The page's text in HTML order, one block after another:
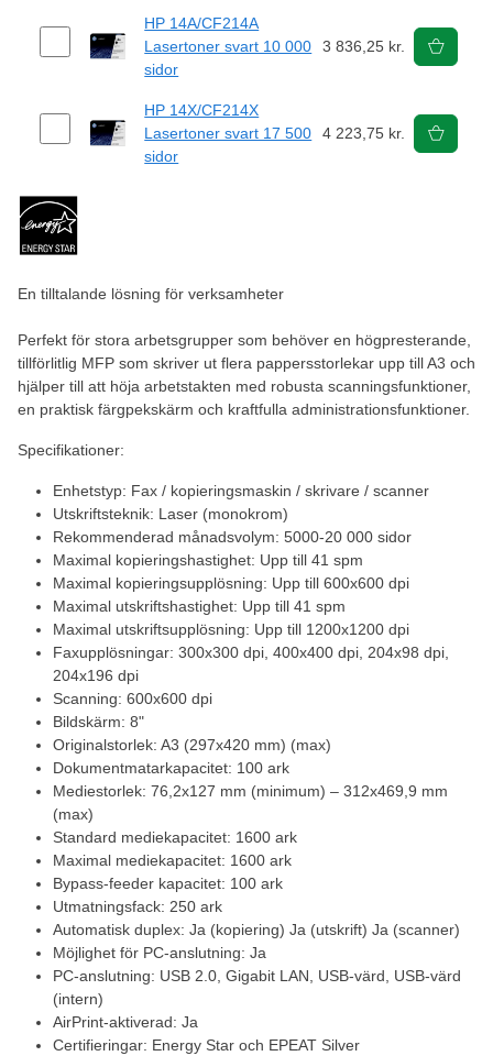
En tilltalande lösning för verksamheter
Perfekt för stora arbetsgrupper som behöver en högpresterande,
tillförlitlig MFP som skriver ut flera pappersstorlekar upp till A3 och
hjälper till att höja arbetstakten med robusta scanningsfunktioner,
en praktisk färgpekskärm och kraftfulla administrationsfunktioner.
Specifikationer:
Enhetstyp: Fax / kopieringsmaskin / skrivare / scanner
Utskriftsteknik: Laser (monokrom)
Rekommenderad månadsvolym: 5000-20 000 sidor
Maximal kopieringshastighet: Upp till 41 spm
Maximal kopieringsupplösning: Upp till 600x600 dpi
Maximal utskriftshastighet: Upp till 41 spm
Maximal utskriftsupplösning: Upp till 1200x1200 dpi
Faxupplösningar: 300x300 dpi, 400x400 dpi, 204x98 dpi,
204x196 dpi
Scanning: 600x600 dpi
Bildskärm: 8"
Originalstorlek: A3 (297x420 mm) (max)
Dokumentmatarkapacitet: 100 ark
Mediestorlek: 76,2x127 mm (minimum) – 312x469,9 mm
(max)
Standard mediekapacitet: 1600 ark
Maximal mediekapacitet: 1600 ark
Bypass-feeder kapacitet: 100 ark
Utmatningsfack: 250 ark
Automatisk duplex: Ja (kopiering) Ja (utskrift) Ja (scanner)
Möjlighet för PC-anslutning: Ja
PC-anslutning: USB 2.0, Gigabit LAN, USB-värd, USB-värd
(intern)
AirPrint-aktiverad: Ja
Certifieringar: Energy Star och EPEAT Silver
HP 14A/CF214A
Lasertoner svart 10 000
sidor
3 836,25 kr.
HP 14X/CF214X
Lasertoner svart 17 500
sidor
4 223,75 kr.